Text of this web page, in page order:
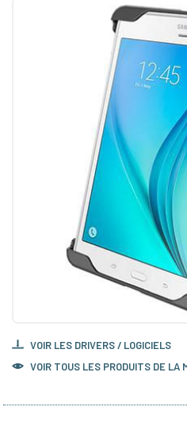
VOIR LES DRIVERS / LOGICIELS
VOIR TOUS LES PRODUITS DE LA